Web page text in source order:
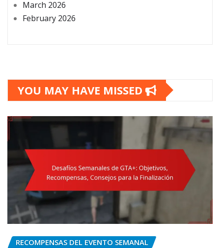
March 2026
February 2026
YOU MAY HAVE MISSED
RECOMPENSAS DEL EVENTO SEMANAL